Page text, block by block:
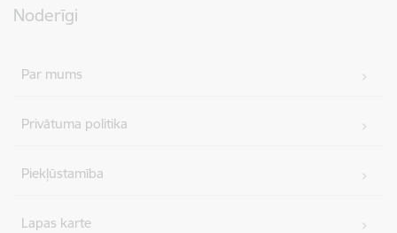
Noderīgi
Par mums
Privātuma politika
Piekļūstamība
Lapas karte